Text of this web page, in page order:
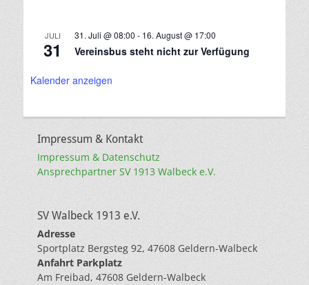
JULI
31
31. Juli @ 08:00 - 16. August @ 17:00
Vereinsbus steht nicht zur Verfügung
Kalender anzeigen
Impressum & Kontakt
Impressum & Datenschutz
Ansprechpartner SV 1913 Walbeck e.V.
SV Walbeck 1913 e.V.
Adresse
Sportplatz Bergsteg 92, 47608 Geldern-Walbeck
Anfahrt Parkplatz
Am Freibad, 47608 Geldern-Walbeck